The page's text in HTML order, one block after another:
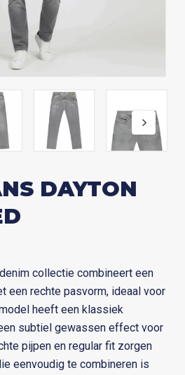
DAYTON
collectie combineert een
een rechte pasvorm, ideaal voor
heeft een klassiek
subtiel gewassen effect voor
pijpen en regular fit zorgen
eenvoudig te combineren is